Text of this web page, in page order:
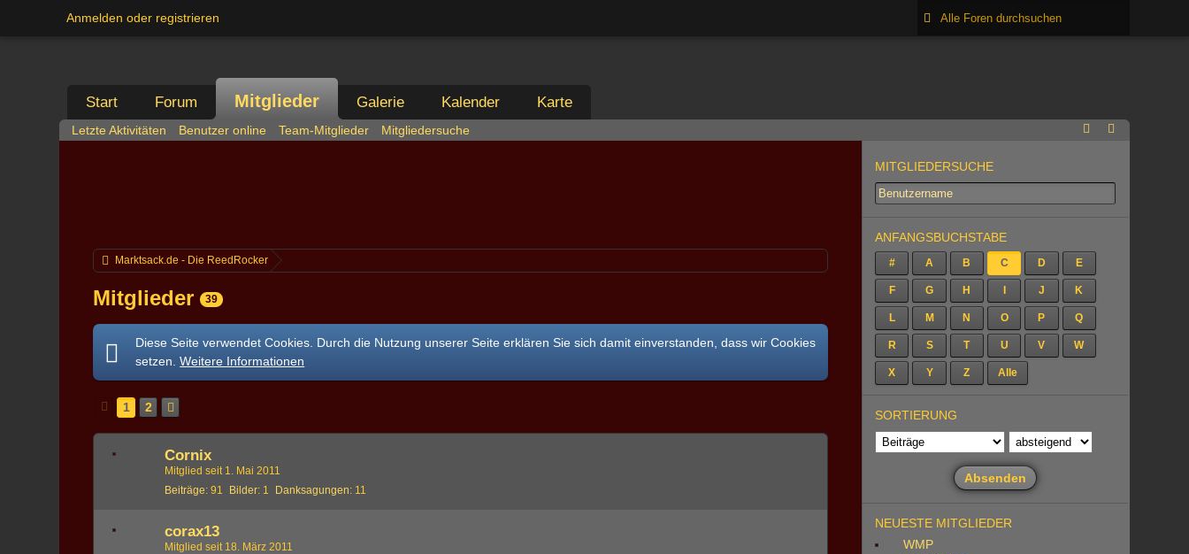
Anmelden oder registrieren
Start Forum Mitglieder Galerie Kalender Karte
Letzte Aktivitäten Benutzer online Team-Mitglieder Mitgliedersuche
Marktsack.de - Die ReedRocker
Mitglieder 39
Diese Seite verwendet Cookies. Durch die Nutzung unserer Seite erklären Sie sich damit einverstanden, dass wir Cookies
setzen.Weitere Informationen
1 2
Cornix
Mitglied seit 1. Mai 2011
Beiträge 91 Bilder 1 Danksagungen 11
corax13
Mitglied seit 18. März 2011
MITGLIEDERSUCHE
ANFANGSBUCHSTABE
# A B C D E
F G H J K
L M N O P Q
R S T U V W
X Y Z Alle
SORTIERUNG
NEUESTE MITGLIEDER
WMP